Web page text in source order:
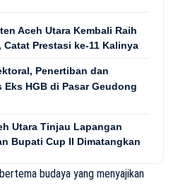
Aceh Utara Kembali Raih
Catat Prestasi ke-11 Kalinya
Penertiban dan
HGB di Pasar Geudong
Utara Tinjau Lapangan
Bupati Cup II Dimatangkan
budaya yang menyajikan